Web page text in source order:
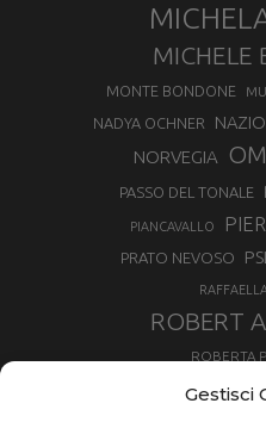
Gestisci
MICHELE
MONTE BONDONE
NADYA OCHNER
NORVEGIA
PASSO DEL TONALE
PIANCAVALLO
PRATO NEVOSO PSL
ROBERT
ROBERTA
ROLAND